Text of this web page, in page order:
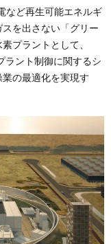
など再生可能エネルギ
を出さない「グリー
プラントとして、
ラント制御に関するシ
の最適化を実現す